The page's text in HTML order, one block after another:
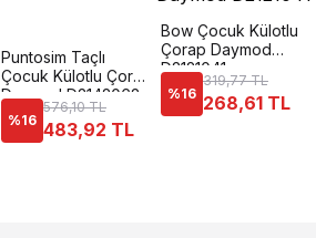
Puntosim Taçlı
Çocuk Külotlu Çorap
Daymod D2142062
%16
576,10 TL
483,92 TL
Bow Çocuk Külotlu
Çorap Daymod
D2121041
%16
319,77 TL
268,61 TL